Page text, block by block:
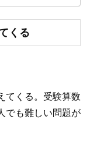
くる
てくる。受験算数
でも難しい問題が